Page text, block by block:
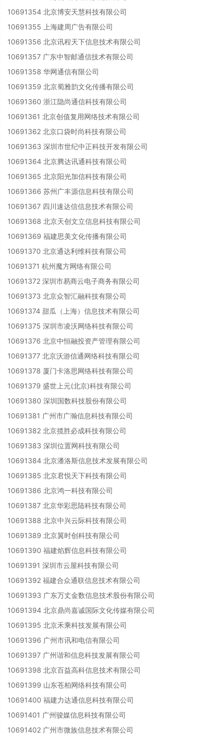
10691354 北京博安天慧科技有限公司
10691355 上海建周广告有限公司
10691356 北京讯程天下信息技术有限公司
10691357 广东中智邮通信技术有限公司
10691358 华网通信有限公司
10691359 北京蜀雅韵文化传播有限公司
10691360 浙江隐尚通信科技有限公司
10691361 北京创值复用网络技术有限公司
10691362 北京口袋时尚科技有限公司
10691363 深圳市世纪中正科技开发有限公司
10691364 北京腾达讯通科技有限公司
10691365 北京阳光加信科技有限公司
10691366 苏州广丰源信息科技有限公司
10691367 四川速达信信息技术有限公司
10691368 北京天创文立信息科技有限公司
10691369 福建思美文化传播有限公司
10691370 北京通达利维科技有限公司
10691371 杭州魔方网络有限公司
10691372 深圳市易商云电子商务有限公司
10691373 北京众智汇融科技有限公司
10691374 甜瓜（上海）信息技术有限公司
10691375 深圳市凌沃网络科技有限公司
10691376 北京中恒融投资产管理有限公司
10691377 北京沃游信通网络科技有限公司
10691378 厦门卡洛思网络科技有限公司
10691379 盛世上元(北京)科技有限公司
10691380 深圳国数科技股份有限公司
10691381 广州市广瀚信息科技有限公司
10691382 北京揽胜必成科技有限公司
10691383 深圳位置网科技有限公司
10691384 北京潘洛斯信息技术发展有限公司
10691385 北京君悦天下科技有限公司
10691386 北京鸿一科技有限公司
10691387 北京华彩思陆科技有限公司
10691388 北京中兴云际科技有限公司
10691389 北京翼时创科技有限公司
10691390 福建焰辉信息科技有限公司
10691391 深圳市云屋科技有限公司
10691392 福建合众通联信息技术有限公司
10691393 广东万丈金数信息技术股份有限公司
10691394 北京鼎尚嘉诚国际文化传媒有限公司
10691395 北京禾乘科技发展有限公司
10691396 广州市讯和电信有限公司
10691397 广州谐和信息科技发展有限公司
10691398 北京百益高科信息技术有限公司
10691399 山东苍柏网络科技有限公司
10691400 福建力达通信息科技有限公司
10691401 广州骏媒信息科技有限公司
10691402 广州市微族信息技术有限公司